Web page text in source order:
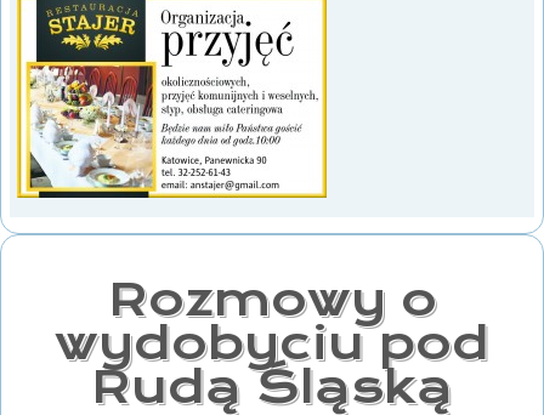
Rozmowy o
wydobyciu pod
Rudą Śląską